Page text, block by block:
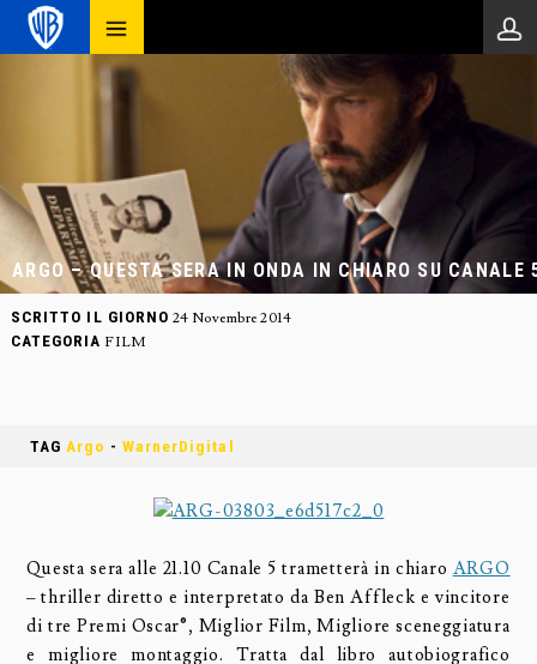
ARGO – QUESTA SERA IN ONDA IN CHIARO SU CANALE
SCRITTO IL GIORNO 24 Novembre 2014
CATEGORIA FILM
TAGArgo - WarnerDigital
Questa sera alle 21.10 Canale 5 trametterà in chiaro ARGO
– thriller diretto e interpretato da Ben Affleck e vincitore
di tre Premi Oscar®, Miglior Film, Migliore sceneggiatura
e migliore montaggio. Tratta dal libro autobiografico